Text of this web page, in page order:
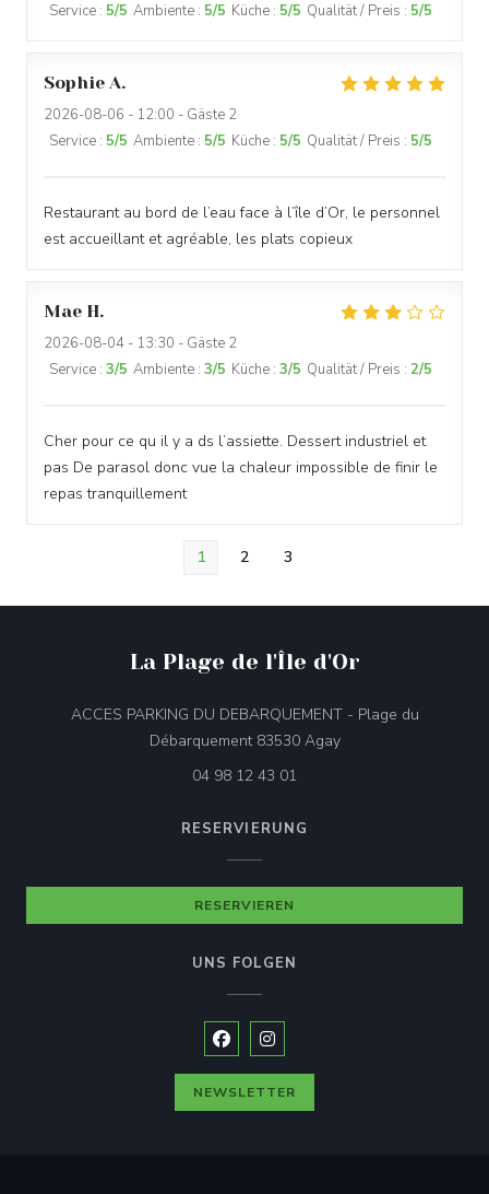
Service : 5/5 Ambiente : 5/5 Küche : 5/5 Qualität / Preis : 5/5
Sophie A
2026-08-06 - 12:00 - Gäste 2
Service : 5/5 Ambiente : 5/5 Küche : 5/5 Qualität / Preis : 5/5
Restaurant au bord de l’eau face à l’île d’Or, le personnel
est accueillant et agréable, les plats copieux
Mae H
2026-08-04 - 13:30 - Gäste 2
Service : 3/5 Ambiente : 3/5 Küche : 3/5 Qualität / Preis : 2/5
Cher pour ce qu il y a ds l’assiette. Dessert industriel et
pas De parasol donc vue la chaleur impossible de finir le
repas tranquillement
1 2 3
La Plage de l'Île d'Or
ACCES PARKING DU DEBARQUEMENT - Plage du
Débarquement 83530 Agay((öffnet ein neues
04 98 12 43 01
RESERVIERUNG
RESERVIEREN
UNS FOLGEN
Facebook ((öffnet ein neues
Instagram ((öffnet ein neues
NEWSLETTER